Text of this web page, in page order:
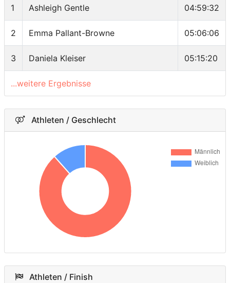
1 Ashleigh Gentle 04:59:32
2 Emma Pallant-Browne 05:06:06
3 Daniela Kleiser 05:15:20
...weitere Ergebnisse
Athleten / Geschlecht
Athleten / Finish